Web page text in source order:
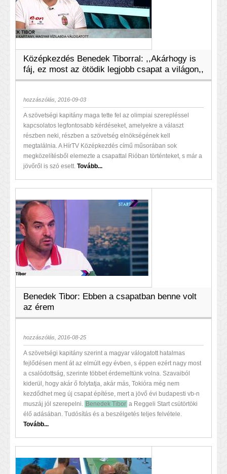
Középkezdés Benedek Tiborral: ,,Akárhogy is
fáj, ez most az ötödik legjobb csapat a világon,,
hozzászólás, 2016-09-03
A szövetségi kapitány maga tette fel az olimpiai szerepléssel
kapcsolatos legfontosabb kérdéseket, amelyekre a választ
részben neki, részben a szövetség elnökségének kell
megtalálnia. A HírTV Középkezdés című műsorában sok
megközelítésből elemezte a csapattal Rióban történteket, s már a
jövőről is szó esett. Tovább...
Benedek Tibor: Ebben a csapatban benne volt
az érem
hozzászólás, 2016-08-25
A szövetségi kapitány szerint a magyar válogatott hatalmas
fejlődésen ment át az elmúlt egy évben, s éppen ezért nagy most
a csalódottság, szerinte többet érdemeltünk volna. Szavaiból
kiderül, hogy akár ő folytatja, akár más, Tokióra még nem
kezdődhet meg új csapat építése, mert a jövő évi budapesti vb-n
muszáj jól szerepelni. Benedek Tibor a Reggeli Start csütörtöki
élő adásában. Tudósítás és a beszélgetés teljes felvétele.
Tovább...